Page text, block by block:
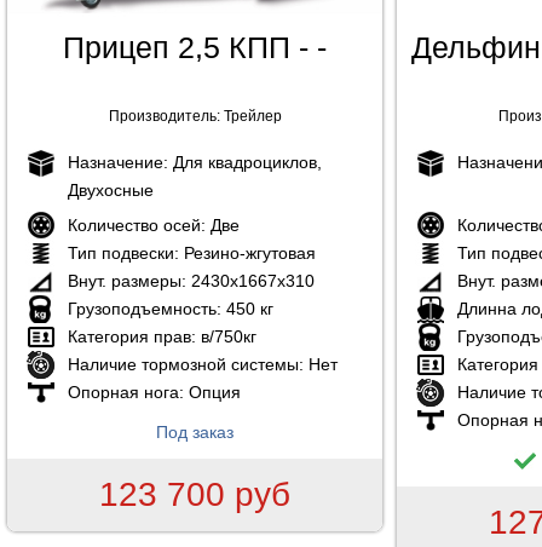
Прицеп 2,5 КПП - -
Производитель: Трейлер
Назначение: Для квадроциклов,
Двухосные
Количество осей: Две
Тип подвески: Резино-жгутовая
Внут. размеры: 2430х1667х310
Грузоподъемность: 450 кг
Категория прав: в/750кг
Наличие тормозной системы: Нет
Опорная нога: Опция
Под заказ
123 700 руб
Тип
Внут.
Длинна
Наличие
Опорная